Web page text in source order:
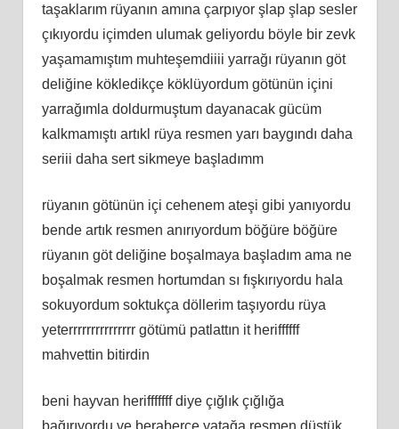
taşaklarım rüyanın amına çarpıyor şlap şlap sesler
çıkıyordu içimden ulumak geliyordu böyle bir zevk
yaşamamıştım muhteşemdiiii yarrağı rüyanın göt
deliğine kökledikçe köklüyordum götünün içini
yarrağımla doldurmuştum dayanacak gücüm
kalkmamıştı artıkl rüya resmen yarı baygındı daha
seriii daha sert sikmeye başladımm
rüyanın götünün içi cehenem ateşi gibi yanıyordu
bende artık resmen anırıyordum böğüre böğüre
rüyanın göt deliğine boşalmaya başladım ama ne
boşalmak resmen hortumdan sı fışkırıyordu hala
sokuyordum soktukça döllerim taşıyordu rüya
yeterrrrrrrrrrrrrrr götümü patlattın it heriffffff
mahvettin bitirdin
beni hayvan herifffffff diye çığlık çığlığa
bağırıyordu ve beraberce yatağa resmen düştük